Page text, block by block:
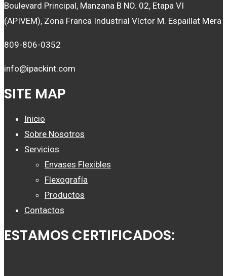
Boulevard Principal, Manzana B NO. 02, Etapa VI
(APIVEM), Zona Franca Industrial Víctor M. Espaillat Mera
809-806-0352
info@ipackint.com
SITE MAP
Inicio
Sobre Nosotros
Servicios
Envases Flexibles
Flexografía
Productos
Contactos
ESTAMOS CERTIFICADOS: